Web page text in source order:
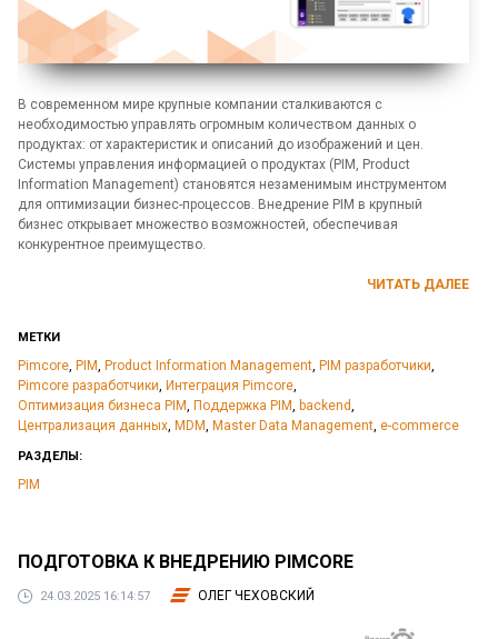
В современном мире крупные компании сталкиваются с
необходимостью управлять огромным количеством данных о
продуктах: от характеристик и описаний до изображений и цен.
Системы управления информацией о продуктах (PIM, Product
Information Management) становятся незаменимым инструментом
для оптимизации бизнес-процессов. Внедрение PIM в крупный
бизнес открывает множество возможностей, обеспечивая
конкурентное преимущество.
ЧИТАТЬ ДАЛЕЕ
МЕТКИ
Pimcore, PIM, Product Information Management, PIM разработчики,
Pimcore разработчики, Интеграция Pimcore,
Оптимизация бизнеса PIM, Поддержка PIM, backend,
Централизация данных, MDM, Master Data Management, e-commerce
РАЗДЕЛЫ:
PIM
ПОДГОТОВКА К ВНЕДРЕНИЮ PIMCORE
24.03.2025 16:14:57 ОЛЕГ ЧЕХОВСКИЙ